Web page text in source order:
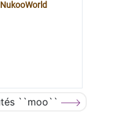
``moo``